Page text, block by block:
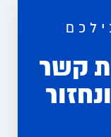
קשר